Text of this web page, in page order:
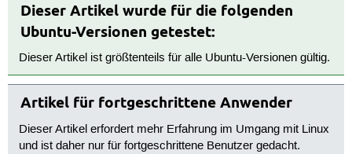
Dieser Artikel wurde für die folgenden
Ubuntu-Versionen getestet:
Dieser Artikel ist größtenteils für alle Ubuntu-Versionen gültig.
Artikel für fortgeschrittene Anwender
Dieser Artikel erfordert mehr Erfahrung im Umgang mit Linux
und ist daher nur für fortgeschrittene Benutzer gedacht.